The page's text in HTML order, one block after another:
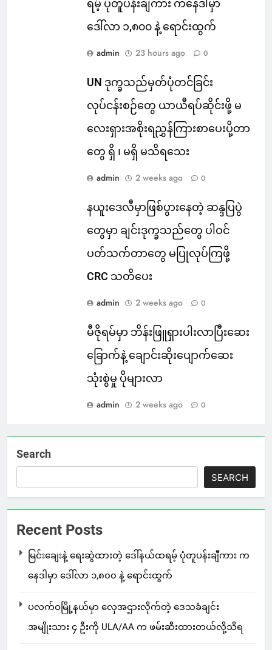
ရမ့် ပုံတူပန်းချီကား ကနေဒါမှာ
ဒေါ်လာ ၁,၈၀၀ နဲ့ ရောင်းထွက်
admin 23 hours ago 0
UN ဒုက္ခသည်မှတ်ပုံတင်ခြင်း
လုပ်ငန်းစဉ်တွေ ယာယီရပ်ဆိုင်းဖို့ မ
လေးရှားအစိုးရညွှန်ကြားစာပေးပို့တာ
တွေ ရှိ ၊ မရှိ မသိရသေး
admin 2 weeks ago 0
နယူးဒေလီမှာဖြစ်ပွားနေတဲ့ ဆန္ဒပြပွဲ
တွေမှာ ချင်းဒုက္ခသည်တွေ ပါဝင်
ပတ်သက်တာတွေ မပြုလုပ်ကြဖို့
CRC သတိပေး
admin 2 weeks ago 0
မီဇိုရမ်မှာ ဘိန်းဖြူရှားပါးလာပြီးဆေး
ခြောက်နဲ့ ချောင်းဆိုးပျောက်ဆေး
သုံးစွဲမှု ပိုများလာ
admin 2 weeks ago 0
Search
SEARCH
Recent Posts
မြင်းချေးနဲ့ ရေးဆွဲထားတဲ့ ဒေါ်နယ်ထရမ့် ပုံတူပန်းချီကား က
နေဒါမှာ ဒေါ်လာ ၁,၈၀၀ နဲ့ ရောင်းထွက်
ပလက်ဝမြို့နယ်မှာ လှေအဌားလိုက်တဲ့ ဒေသခံချင်း
အမျိုးသား ၄ ဦးကို ULA/AA က ဖမ်းဆီးထားတယ်လို့သိရ